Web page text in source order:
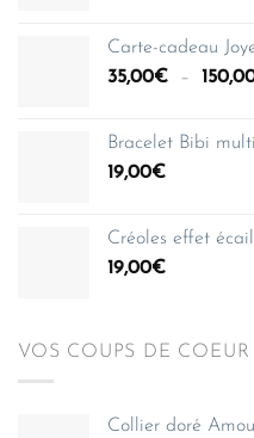
Carte-cadeau
35,00€ –
Bracelet Bibi
19,00€
Créoles effet
19,00€
VOS COUPS DE COEUR
Collier doré